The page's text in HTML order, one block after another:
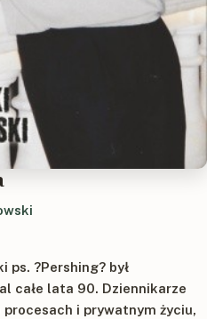
ps. ?Pershing? był
całe lata 90. Dziennikarze
i prywatnym życiu,